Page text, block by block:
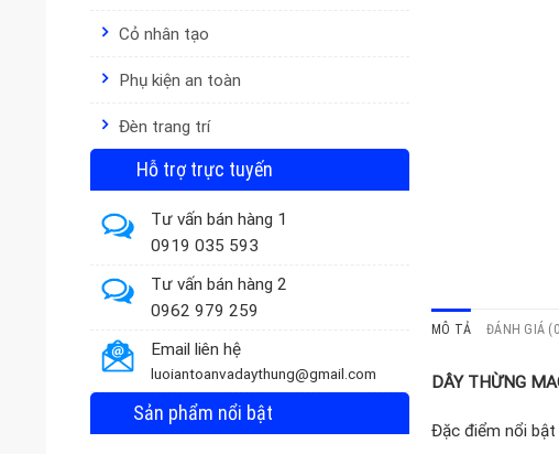
Cỏ nhân tạo
Phụ kiện an toàn
Đèn trang trí
Hỗ trợ trực tuyến
Tư vấn bán hàng 1
0919 035 593
Tư vấn bán hàng 2
0962 979 259
Email liên hệ
luoiantoanvadaythung@gmail.com
Sản phẩm nổi bật
MÔ TẢ ĐÁNH GIÁ
DÂY THỪNG
Đặc điểm nổi bật